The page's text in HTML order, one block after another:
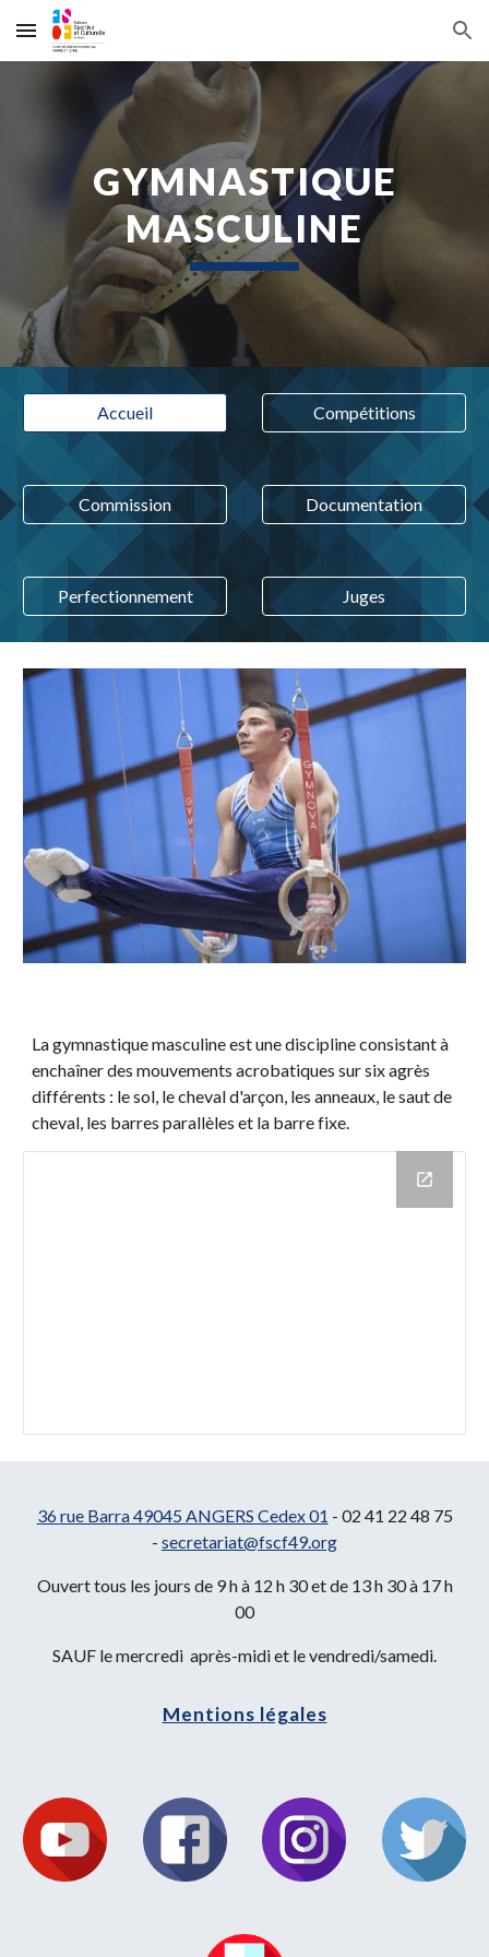
Skip to main content Skip to navigation
GYMNASTIQUE
MASCULINE
Accueil Compétitions
Commission Documentation
Perfectionnement Juges
La gymnastique masculine est une discipline consistant à
enchaîner des mouvements acrobatiques sur six agrès
différents : le sol, le cheval d'arçon, les anneaux, le saut de
cheval, les barres parallèles et la barre fixe.
36 rue Barra 49045 ANGERS Cedex 01 - 02 41 22 48 75
- secretariat@fscf49.org
Ouvert tous les jours de 9 h à 12 h 30 et de 13 h 30 à 17 h
00
SAUF le mercredi après-midi et le vendredi/samedi.
Mentions légales